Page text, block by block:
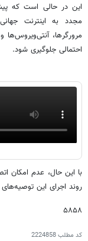
این در حالی است که
مجدد به اینترنت
مرورگرها، آنتی‌ویروس‌ها
احتمالی جلوگیری شود.
با این حال، عدم امکان
روند اجرای این
۵۸۵۸
کد مطلب2224858